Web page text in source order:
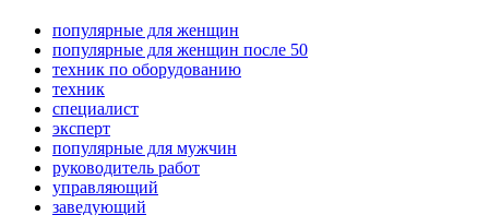
популярные для женщин
популярные для женщин после 50
техник по оборудованию
техник
специалист
эксперт
популярные для мужчин
руководитель работ
управляющий
заведующий